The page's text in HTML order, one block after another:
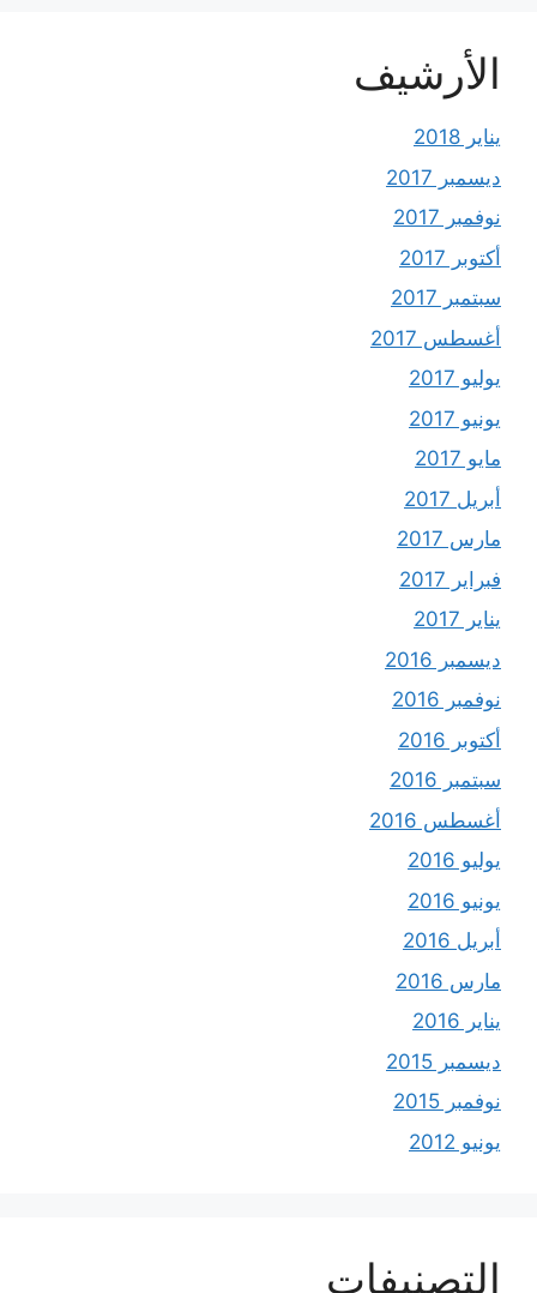
الأرشيف
يناير 2018
ديسمبر 2017
نوفمبر 2017
أكتوبر 2017
سبتمبر 2017
أغسطس 2017
يوليو 2017
يونيو 2017
مايو 2017
أبريل 2017
مارس 2017
فبراير 2017
يناير 2017
ديسمبر 2016
نوفمبر 2016
أكتوبر 2016
سبتمبر 2016
أغسطس 2016
يوليو 2016
يونيو 2016
أبريل 2016
مارس 2016
يناير 2016
ديسمبر 2015
نوفمبر 2015
يونيو 2012
التصنيفات